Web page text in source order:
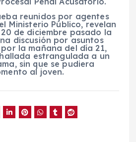
reunidos por agentes
Ministerio Público, revelan
de diciembre pasado la
discusión por asuntos
la mañana del día 21,
estrangulada a un
sin que se pudiera
al joven.